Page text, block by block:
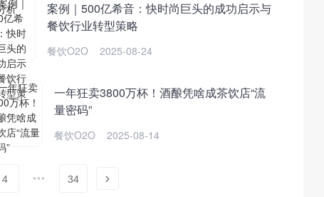
案例｜500亿希音：快时尚巨头的成功启示与
餐饮行业转型策略
餐饮O2O 2025-08-24
一年狂卖3800万杯！酒酿凭啥成茶饮店“流
量密码”
餐饮O2O 2025-08-14
4 34